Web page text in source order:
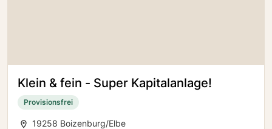
Klein & fein - Super Kapitalanlage!
Provisionsfrei
19258 Boizenburg/Elbe